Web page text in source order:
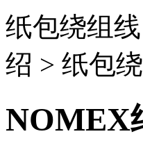
纸包绕组线
绍 > 纸包
NOMEX